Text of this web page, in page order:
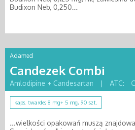
Budixon Neb, 0,250...
Adamed
Candezek Combi
Amlodipine + Candesartan
| ATC:
kaps. twarde; 8 mg+ 5 mg, 90 szt.
...wielkości opakowań muszą